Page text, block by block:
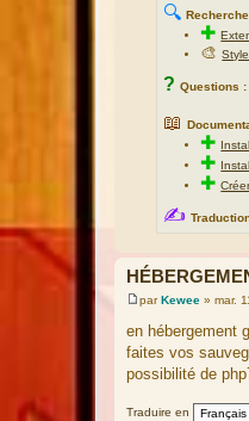
🔍
✚
🎨
? Questions :
📖
✚
✚
✚
✍
M
s
s
g
parKewee » mar.
en hébergement
faites vos
possibilité de
Traduire en